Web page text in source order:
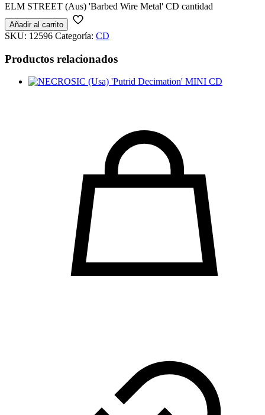
ELM STREET (Aus) 'Barbed Wire Metal' CD cantidad
Añadir al carrito
SKU: 12596 Categoría: CD
Productos relacionados